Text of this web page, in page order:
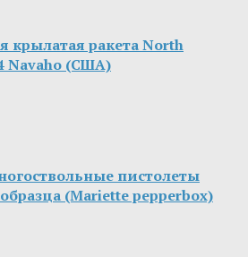
крылатая ракета North
Navaho (США)
пистолеты
(Mariette pepperbox)